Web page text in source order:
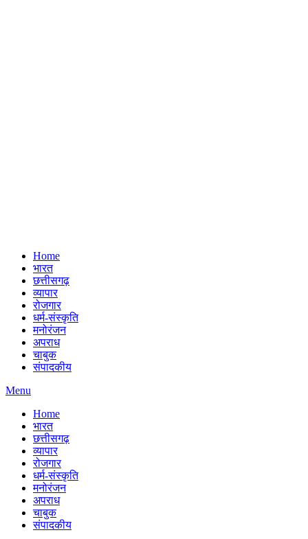
Home
भारत
छत्तीसगढ़
व्यापार
रोजगार
धर्म-संस्कृति
मनोरंजन
अपराध
चाबुक
संपादकीय
Menu
Home
भारत
छत्तीसगढ़
व्यापार
रोजगार
धर्म-संस्कृति
मनोरंजन
अपराध
चाबुक
संपादकीय